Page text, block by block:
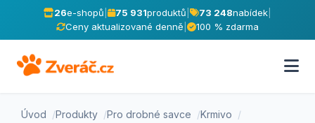
26e-shopů 75 931produktů 73 248nabídek
Ceny aktualizované denně
100 % zdarma
Úvod Produkty Pro drobné savce
Krmivo